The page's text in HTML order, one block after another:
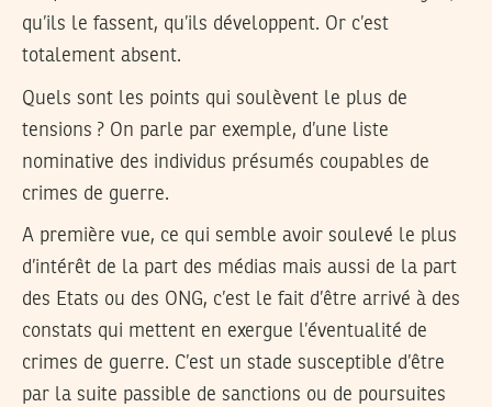
qu’ils le fassent, qu’ils développent. Or c’est
totalement absent.
Quels sont les points qui soulèvent le plus de
tensions ? On parle par exemple, d’une liste
nominative des individus présumés coupables de
crimes de guerre.
A première vue, ce qui semble avoir soulevé le plus
d’intérêt de la part des médias mais aussi de la part
des Etats ou des ONG, c’est le fait d’être arrivé à des
constats qui mettent en exergue l’éventualité de
crimes de guerre. C’est un stade susceptible d’être
par la suite passible de sanctions ou de poursuites